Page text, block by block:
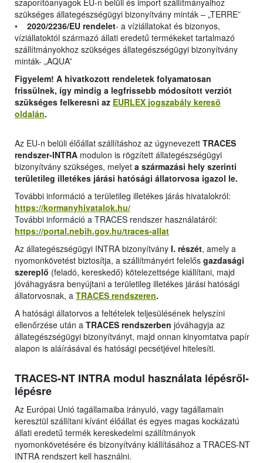
szaporítóanyagok EU-n belüli és import szállítmányaihoz
szükséges állategészségügyi bizonyítvány minták – „TERRE”
• 2020/2236/EU rendelet- a víziállatokat és bizonyos,
víziállatoktól származó állati eredetű termékeket tartalmazó
szállítmányokhoz szükséges állategészségügyi bizonyítvány
minták- „AQUA”
Figyelem! A hivatkozott rendeletek folyamatosan
frissülnek, így mindig a legfrissebb módosított verziót
szükséges felkeresni az EURLEX jogszabály kereső
oldalán.
Az EU-n belüli élőállat szállításhoz az úgynevezett TRACES
rendszer-INTRA modulon is rögzített állategészségügyi
bizonyítvány szükséges, melyet a származási hely szerinti
területileg illetékes járási hatósági állatorvosa igazol le.
További információ a területileg illetékes járás hivatalokról:
https://kormanyhivatalok.hu/
További információ a TRACES rendszer használatáról:
https://portal.nebih.gov.hu/traces-allat
Az állategészségügyi INTRA bizonyítvány I. részét, amely a
nyomonkövetést biztosítja, a szállítmányért felelős gazdasági
szereplő (feladó, kereskedő) kötelezettsége kiállítani, majd
jóváhagyásra benyújtani a területileg illetékes járási hatósági
állatorvosnak, a TRACES rendszeren.
A hatósági állatorvos a feltételek teljesülésének helyszíni
ellenőrzése után a TRACES rendszerben jóváhagyja az
állategészségügyi bizonyítványt, majd onnan kinyomtatva papír
alapon is aláírásával és hatósági pecsétjével hitelesíti.
TRACES-NT INTRA modul használata lépésről-
lépésre
Az Európai Unió tagállamaiba irányuló, vagy tagállamain
keresztül szállítani kívánt élőállat és egyes magas kockázatú
állati eredetű termék kereskedelmi szállítmányok
nyomonkövetésére és bizonyítvány kiállításához a TRACES-NT
INTRA rendszert kell használni.